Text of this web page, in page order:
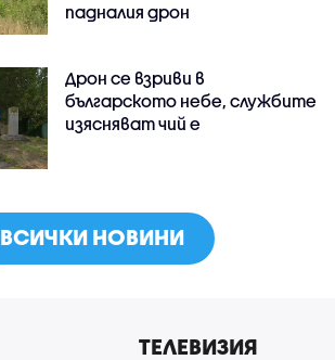
падналия дрон
Дрон се взриви в
българското небе, службите
изясняват чий е
ВСИЧКИ НОВИНИ
ТЕЛЕВИЗИЯ